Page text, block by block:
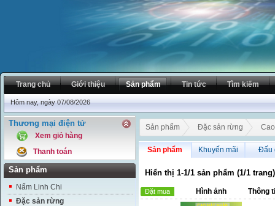
Trang chủ Giới thiệu Sản phẩm Tin tức Tìm kiếm
Hôm nay, ngày 07/08/2026
Thương mại điện tử
Xem giỏ hàng
Thanh toán
Sản phẩm
Nấm Linh Chi
Đặc sản rừng
Sản phẩm Đặc sản rừng
Sản phẩm Khuyến mãi Đấu
Hiển thị 1-1/1 sản phẩm (1/1 trang)
Đặt mua Hình ảnh Thông